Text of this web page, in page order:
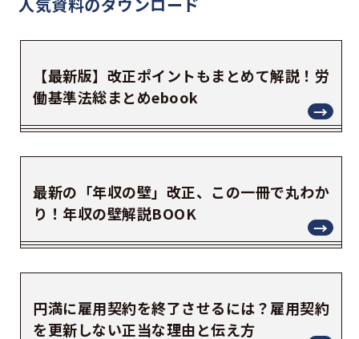
【最新版】改正ポイントもまとめて解説！労
働基準法総まとめebook
最新の「年収の壁」改正、この一冊で丸わか
り！年収の壁解説BOOK
円満に雇用契約を終了させるには？雇用契約
を更新しない正当な理由と伝え方